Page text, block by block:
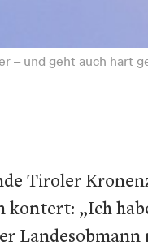
– und geht auch hart
Tiroler
kontert: „Ich